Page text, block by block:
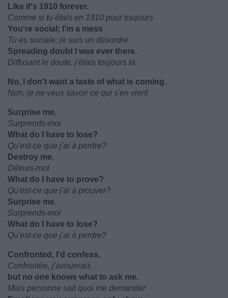
Like it's 1910 forever.
Comme si tu étais en 1910 pour toujours
You're social; I'm a mess
Tu es sociale; je suis un désordre
Spreading doubt I was ever there.
Diffusant le doute, j'étais toujours là
No, I don't want a taste of what is coming.
Non, je ne veux savoir ce qui s'en vient
Surprise me.
Surprends-moi
What do I have to lose?
Qu'est-ce que j'ai à perdre?
Destroy me.
Détruis-moi
What do I have to prove?
Qu'est-ce que j'ai à prouver?
Surprise me.
Surprends-moi
What do I have to lose?
Qu'est-ce que j'ai à perdre?
Confronted, I'd confess,
Confrontée, j'avouerais
but no one knows what to ask me.
Mais personne sait quoi me demander